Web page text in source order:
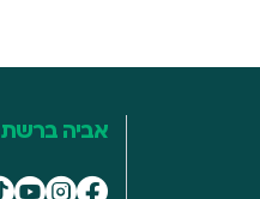
אביה ברשת